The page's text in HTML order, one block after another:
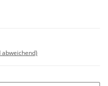
abweichend)